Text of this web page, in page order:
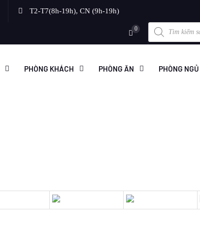
T2-T7(8h-19h), CN (9h-19h)
0
Products
search
PHÒNG KHÁCH PHÒNG ĂN PHÒNG NGỦ